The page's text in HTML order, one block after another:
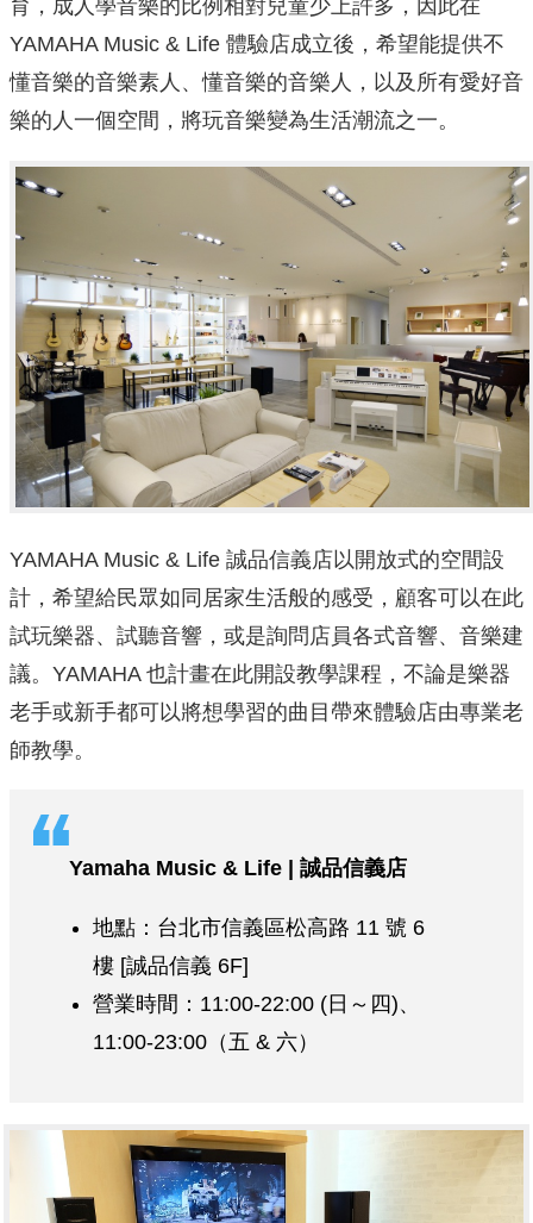
育，成人學音樂的比例相對兒童少上許多，因此在
YAMAHA Music & Life 體驗店成立後，希望能提供不
懂音樂的音樂素人、懂音樂的音樂人，以及所有愛好音
樂的人一個空間，將玩音樂變為生活潮流之一。
YAMAHA Music & Life 誠品信義店以開放式的空間設
計，希望給民眾如同居家生活般的感受，顧客可以在此
試玩樂器、試聽音響，或是詢問店員各式音響、音樂建
議。YAMAHA 也計畫在此開設教學課程，不論是樂器
老手或新手都可以將想學習的曲目帶來體驗店由專業老
師教學。
Yamaha Music & Life | 誠品信義店
地點：台北市信義區松高路 11 號 6
樓 [誠品信義 6F]
營業時間：11:00-22:00 (日～四)、
11:00-23:00（五 & 六）